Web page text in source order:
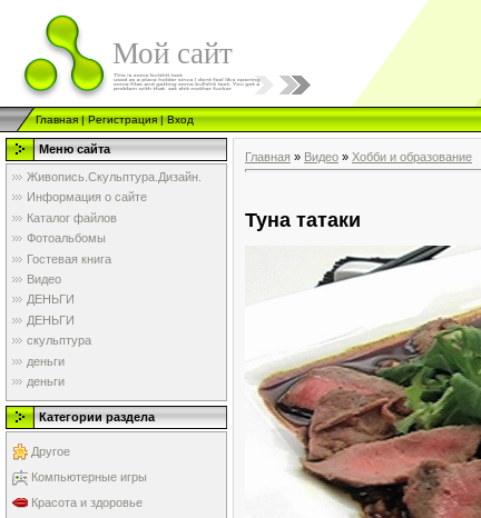
Мой сайт
Главная|Регистрация|Вход
Меню сайта
Живопись.Скульптура.Дизайн.
Информация о сайте
Каталог файлов
Фотоальбомы
Гостевая книга
Видео
ДЕНЬГИ
ДЕНЬГИ
скульптура
деньги
деньги
Категории раздела
Другое
Компьютерные игры
Красота и здоровье
Главная » Видео » Хобби и образование
Туна татаки